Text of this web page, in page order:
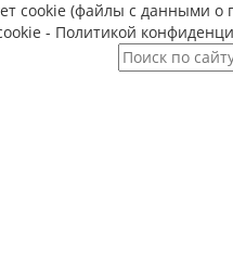
cookie (файлы с данными
- Политикой